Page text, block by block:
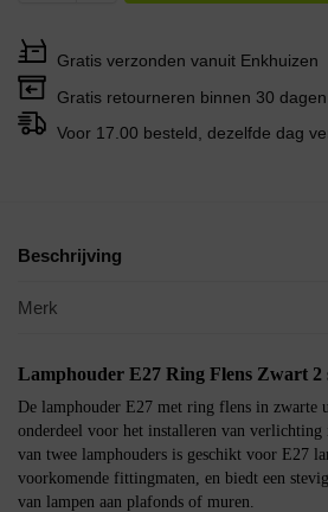
Gratis verzonden vanuit Enkhuizen
Gratis retourneren binnen 30 dagen
Voor 17.00 besteld, dezelfde dag
Beschrijving
Merk
Lamphouder E27 Ring Flens Zwart 2
De lamphouder E27 met ring flens in zwarte
onderdeel voor het installeren van
van twee lamphouders is geschikt voor E27
voorkomende fittingmaten, en biedt een
van lampen aan plafonds of muren.